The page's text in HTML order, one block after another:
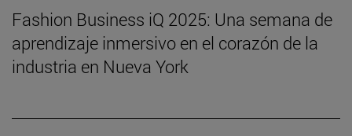
Fashion Business iQ 2025: Una semana de
aprendizaje inmersivo en el corazón de la
industria en Nueva York